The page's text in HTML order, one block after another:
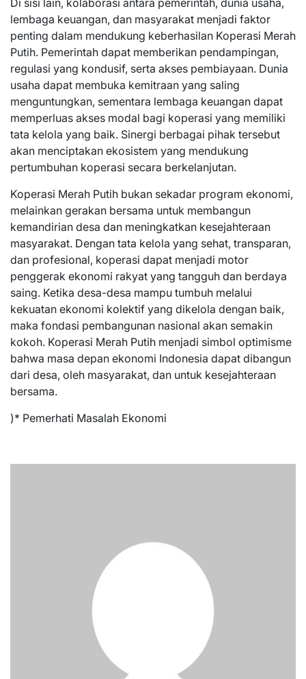
lembaga keuangan, dan masyarakat menjadi faktor
penting dalam mendukung keberhasilan Koperasi Merah
Putih. Pemerintah dapat memberikan pendampingan,
regulasi yang kondusif, serta akses pembiayaan. Dunia
usaha dapat membuka kemitraan yang saling
menguntungkan, sementara lembaga keuangan dapat
memperluas akses modal bagi koperasi yang memiliki
tata kelola yang baik. Sinergi berbagai pihak tersebut
akan menciptakan ekosistem yang mendukung
pertumbuhan koperasi secara berkelanjutan.
Koperasi Merah Putih bukan sekadar program ekonomi,
melainkan gerakan bersama untuk membangun
kemandirian desa dan meningkatkan kesejahteraan
masyarakat. Dengan tata kelola yang sehat, transparan,
dan profesional, koperasi dapat menjadi motor
penggerak ekonomi rakyat yang tangguh dan berdaya
saing. Ketika desa-desa mampu tumbuh melalui
kekuatan ekonomi kolektif yang dikelola dengan baik,
maka fondasi pembangunan nasional akan semakin
kokoh. Koperasi Merah Putih menjadi simbol optimisme
bahwa masa depan ekonomi Indonesia dapat dibangun
dari desa, oleh masyarakat, dan untuk kesejahteraan
bersama.
)* Pemerhati Masalah Ekonomi